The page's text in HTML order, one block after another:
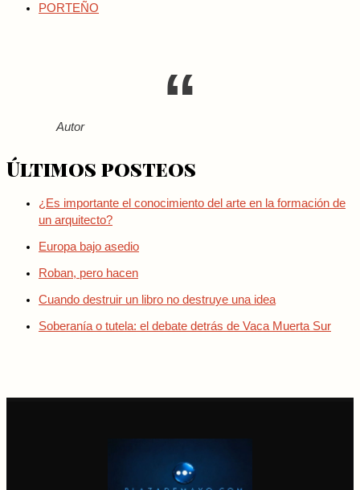
PORTEÑO
Autor
Últimos posteos
¿Es importante el conocimiento del arte en la formación de
un arquitecto?
Europa bajo asedio
Roban, pero hacen
Cuando destruir un libro no destruye una idea
Soberanía o tutela: el debate detrás de Vaca Muerta Sur